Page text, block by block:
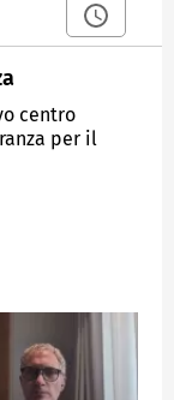
centro
per il